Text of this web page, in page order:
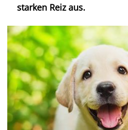
starken Reiz aus.